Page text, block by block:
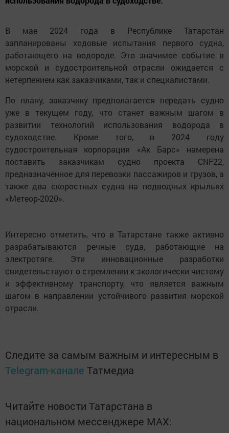
В мае 2024 года в Республике Татарстан
запланированы ходовые испытания первого судна,
работающего на водороде. Это значимое событие в
морской и судостроительной отрасли ожидается с
нетерпением как заказчиками, так и специалистами.
По плану, заказчику предполагается передать судно
уже в текущем году, что станет важным шагом в
развитии технологий использования водорода в
судоходстве. Кроме того, в 2024 году
судостроительная корпорация «Ак Барс» намерена
поставить заказчикам судно проекта CNF22,
предназначенное для перевозки пассажиров и грузов, а
также два скоростных судна на подводных крыльях
«Метеор-2020».
Интересно отметить, что в Татарстане также активно
разрабатываются речные суда, работающие на
электротяге. Эти инновационные разработки
свидетельствуют о стремлении к экологически чистому
и эффективному транспорту, что является важным
шагом в направлении устойчивого развития морской
отрасли.
Следите за самым важным и интересным в
Telegram-канале Татмедиа
Читайте новости Татарстана в
национальном мессенджере MАХ: